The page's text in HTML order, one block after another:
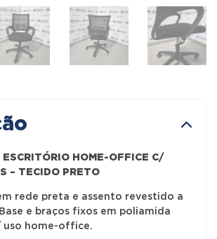
ESCRITÓRIO HOME-OFFICE C/
– TECIDO PRETO
rede preta e assento revestido a
e braços fixos em poliamida
uso home-office.